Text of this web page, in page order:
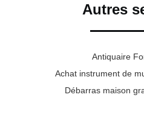
Autres
Antiquaire
Achat instrument de
Débarras maison